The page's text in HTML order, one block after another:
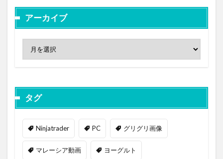
アーカイブ
タグ
Ninjatrader PC グリグリ画像
マレーシア動画 ヨーグルト